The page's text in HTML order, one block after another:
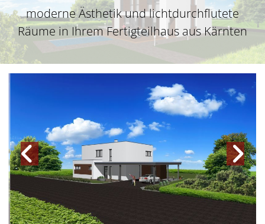
moderne Ästhetik und lichtdurchflutete
Räume in Ihrem Fertigteilhaus aus Kärnten